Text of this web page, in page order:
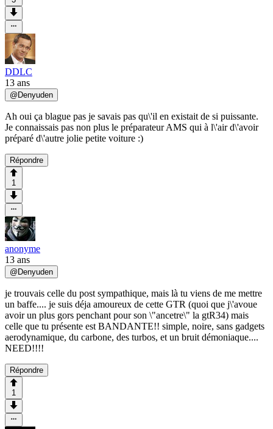
DDLC
13 ans
@ Denyuden
Ah oui ça blague pas je savais pas qu\'il en existait de si puissante.
Je connaissais pas non plus le préparateur AMS qui à l\'air d\'avoir
préparé d\'autre jolie petite voiture :)
Répondre
1
anonyme
13 ans
@ Denyuden
je trouvais celle du post sympathique, mais là tu viens de me mettre
un baffe.... je suis déja amoureux de cette GTR (quoi que j\'avoue
avoir un plus gors penchant pour son \"ancetre\" la gtR34) mais
celle que tu présente est BANDANTE!! simple, noire, sans gadgets
aerodynamique, du carbone, des turbos, et un bruit démoniaque....
NEED!!!!
Répondre
1